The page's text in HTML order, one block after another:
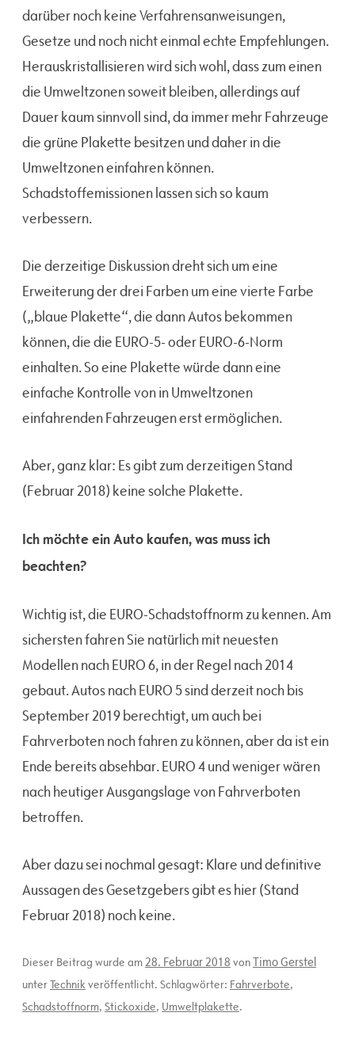
darüber noch keine Verfahrensanweisungen,
Gesetze und noch nicht einmal echte Empfehlungen.
Herauskristallisieren wird sich wohl, dass zum einen
die Umweltzonen soweit bleiben, allerdings auf
Dauer kaum sinnvoll sind, da immer mehr Fahrzeuge
die grüne Plakette besitzen und daher in die
Umweltzonen einfahren können.
Schadstoffemissionen lassen sich so kaum
verbessern.
Die derzeitige Diskussion dreht sich um eine
Erweiterung der drei Farben um eine vierte Farbe
(„blaue Plakette“, die dann Autos bekommen
können, die die EURO-5- oder EURO-6-Norm
einhalten. So eine Plakette würde dann eine
einfache Kontrolle von in Umweltzonen
einfahrenden Fahrzeugen erst ermöglichen.
Aber, ganz klar: Es gibt zum derzeitigen Stand
(Februar 2018) keine solche Plakette.
Ich möchte ein Auto kaufen, was muss ich
beachten?
Wichtig ist, die EURO-Schadstoffnorm zu kennen. Am
sichersten fahren Sie natürlich mit neuesten
Modellen nach EURO 6, in der Regel nach 2014
gebaut. Autos nach EURO 5 sind derzeit noch bis
September 2019 berechtigt, um auch bei
Fahrverboten noch fahren zu können, aber da ist ein
Ende bereits absehbar. EURO 4 und weniger wären
nach heutiger Ausgangslage von Fahrverboten
betroffen.
Aber dazu sei nochmal gesagt: Klare und definitive
Aussagen des Gesetzgebers gibt es hier (Stand
Februar 2018) noch keine.
Dieser Beitrag wurde am28. Februar 2018 vonTimo Gerstel
unterTechnikveröffentlicht. Schlagwörter: Fahrverbote,
Schadstoffnorm, Stickoxide, Umweltplakette.